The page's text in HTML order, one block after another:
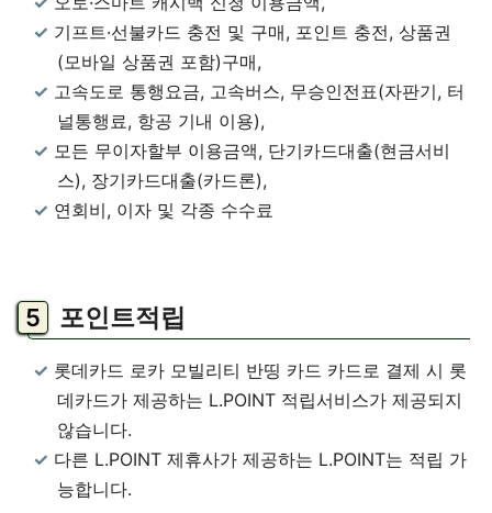
기프트·선불카드 충전 및 구매, 포인트 충전, 상품권
(모바일 상품권 포함)구매,
고속도로 통행요금, 고속버스, 무승인전표(자판기, 터
널통행료, 항공 기내 이용),
모든 무이자할부 이용금액, 단기카드대출(현금서비
스), 장기카드대출(카드론),
연회비, 이자 및 각종 수수료
포인트적립
롯데카드 로카 모빌리티 반띵 카드 카드로 결제 시 롯
데카드가 제공하는 L.POINT 적립서비스가 제공되지
않습니다.
다른 L.POINT 제휴사가 제공하는 L.POINT는 적립 가
능합니다.